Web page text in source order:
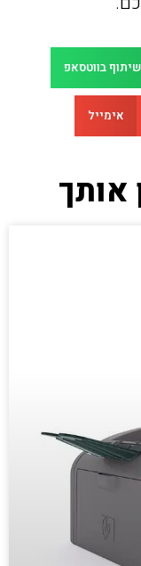
שיתוף בווטסאפ
אימייל
אותך